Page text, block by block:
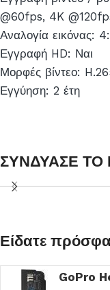
@60fps, 4K
Αναλογία εικόνας:
Εγγραφή HD: Ναι
Μορφές βίντεο:
Εγγύηση: 2 έτη
ΣΥΝΔΥΑΣΕ ΤΟ
Είδατε
GoPro